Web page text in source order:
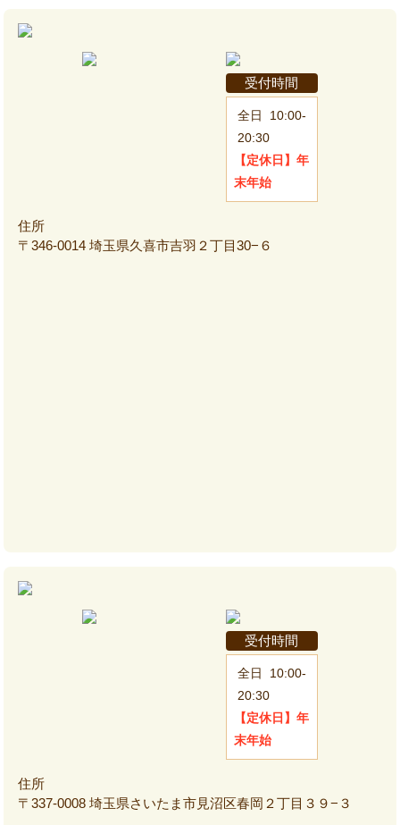
受付時間
全日
10:00-
20:30
【定休日】 年
末年始
住所
〒346-0014 埼玉県久喜市吉羽２丁目30−６
受付時間
全日
10:00-
20:30
【定休日】 年
末年始
住所
〒337-0008 埼玉県さいたま市見沼区春岡２丁目３９−３